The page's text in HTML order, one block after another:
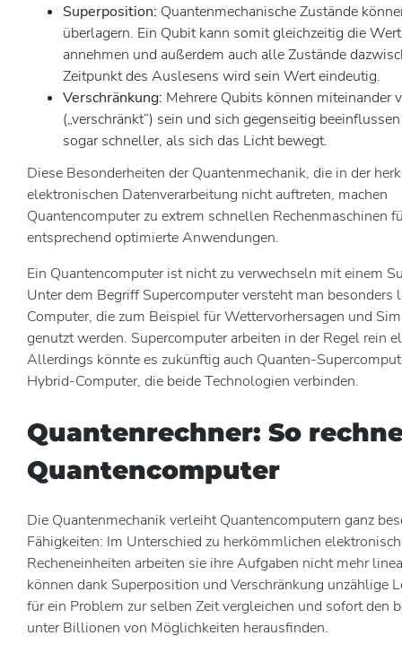
Superposition: Quantenmechanische Zustände
überlagern. Ein Qubit kann somit gleichzeitig die
annehmen und außerdem auch alle Zustände
Zeitpunkt des Auslesens wird sein Wert eindeutig.
Verschränkung: Mehrere Qubits können miteinander
(„verschränkt“) sein und sich gegenseitig
sogar schneller, als sich das Licht bewegt.
Diese Besonderheiten der Quantenmechanik, die in der
elektronischen Datenverarbeitung nicht auftreten, machen
Quantencomputer zu extrem schnellen Rechenmaschinen
entsprechend optimierte Anwendungen.
Ein Quantencomputer ist nicht zu verwechseln mit einem
Unter dem Begriff Supercomputer versteht man besonders
Computer, die zum Beispiel für Wettervorhersagen und
genutzt werden. Supercomputer arbeiten in der Regel rein
Allerdings könnte es zukünftig auch Quanten-
Hybrid-Computer, die beide Technologien verbinden.
Quantenrechner: So
Quantencomputer
Die Quantenmechanik verleiht Quantencomputern ganz
Fähigkeiten: Im Unterschied zu herkömmlichen
Recheneinheiten arbeiten sie ihre Aufgaben nicht mehr
können dank Superposition und Verschränkung unzählige
für ein Problem zur selben Zeit vergleichen und sofort den
unter Billionen von Möglichkeiten herausfinden.